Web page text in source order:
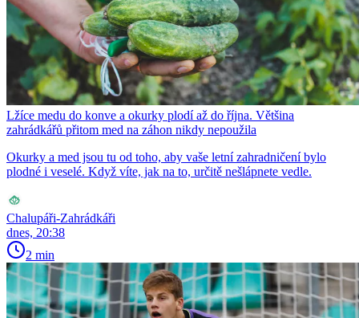
Lžíce medu do konve a okurky plodí až do října. Většina
zahrádkářů přitom med na záhon nikdy nepoužila
Okurky a med jsou tu od toho, aby vaše letní zahradničení bylo
plodné i veselé. Když víte, jak na to, určitě nešlápnete vedle.
Chalupáři-Zahrádkáři
dnes, 20:38
2 min